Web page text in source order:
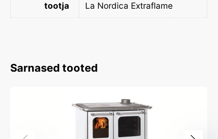
tootja La Nordica Extraflame
Sarnased tooted